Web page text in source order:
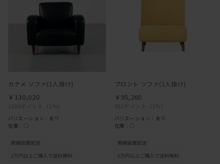
カナメ ソファ(1人掛け)
1300ポイント （1％）
￥130,020
バリエーション：あり
在庫：○
プロント ソファ(1人掛け)
952ポイント （1％）
￥95,260
バリエーション：あり
在庫：○